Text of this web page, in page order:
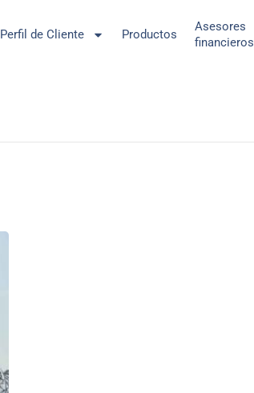
Perfil de Cliente Productos
Asesores
financieros